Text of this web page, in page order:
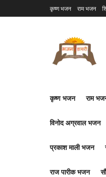
कृष्ण भजन राम भजन
कृष्ण भजन राम
विनोद अग्रवाल भजन
प्रकाश माली भजन
राज पारीक भजन